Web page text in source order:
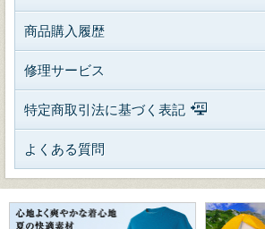
商品購入履歴
修理サービス
特定商取引法に基づく表記
よくある質問